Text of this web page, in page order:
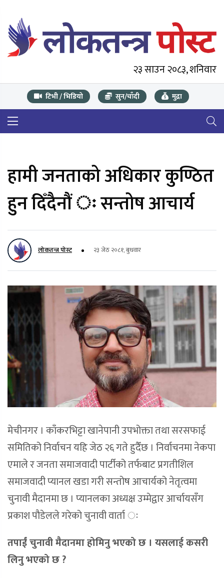
२३ साउन २०८३, शनिवार
टिभी / भिडियो सुन/चाँदी मुद्रा
हामी जनताको अधिकार कुण्ठित
हुन दिँदैनौं ः सन्तोष आचार्य
लोकतन्त्र पोस्ट २३ जेठ २०८१, बुधवार
मेचीनगर । काँकरभिट्टा खानेपानी उपभोक्ता तथा सरसफाई
समितिको निर्वाचन यहि जेठ २६ गते हुदैँछ । निर्वाचनमा नेकपा
एमाले र जनता समाजवादी पार्टीको तर्फबाट प्रगतीशिल
समाजवादी प्यानल खडा गरी सन्तोष आचार्यको नेतृत्वमा
चुनावी मैदानमा छ । प्यानलका अध्यक्ष उम्मेद्वार आर्चायसँग
प्रकाश पौडेलले गरेको चुनावी वार्ता ः
तपाईं चुनावी मैदानमा होमिनु भएको छ । यसलाई कसरी
लिनु भएको छ ?